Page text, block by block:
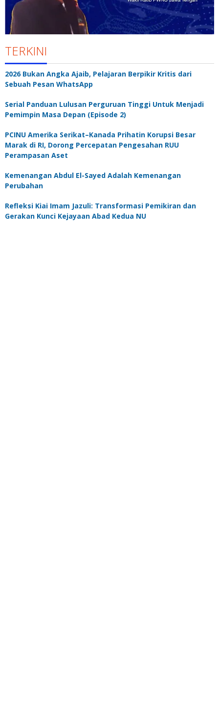
TERKINI
2026 Bukan Angka Ajaib, Pelajaran Berpikir Kritis dari
Sebuah Pesan WhatsApp
Serial Panduan Lulusan Perguruan Tinggi Untuk Menjadi
Pemimpin Masa Depan (Episode 2)
PCINU Amerika Serikat–Kanada Prihatin Korupsi Besar
Marak di RI, Dorong Percepatan Pengesahan RUU
Perampasan Aset
Kemenangan Abdul El-Sayed Adalah Kemenangan
Perubahan
Refleksi Kiai Imam Jazuli: Transformasi Pemikiran dan
Gerakan Kunci Kejayaan Abad Kedua NU